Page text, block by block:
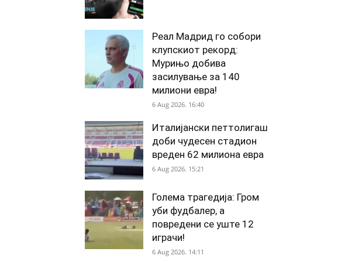
Реал Мадрид го собори
клупскиот рекорд:
Мурињо добива
засилување за 140
милиони евра!
6 Aug 2026. 16:40
Италијански петтолигаш
доби чудесен стадион
вреден 62 милиона евра
6 Aug 2026. 15:21
Голема трагедија: Гром
уби фудбалер, а
повредени се уште 12
играчи!
6 Aug 2026. 14:11